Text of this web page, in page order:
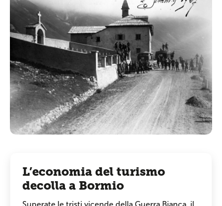
L’economia del turismo
decolla a Bormio
Superate le tristi vicende della Guerra Bianca, il